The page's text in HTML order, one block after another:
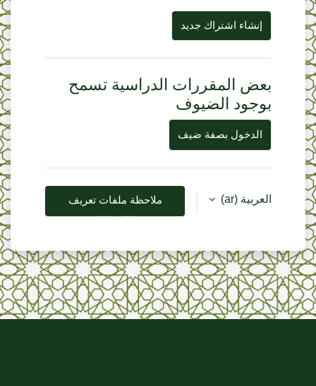
إنشاء اشتراك جديد
بعض المقررات الدراسية تسمح
بوجود الضيوف
الدخول بصفة ضيف
العربية ‎(ar)‎
ملاحظة ملفات تعريف